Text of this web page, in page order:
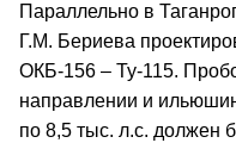
Параллельно в
Г.М. Бериева
ОКБ‑156 – Ту‑115.
направлении и
по 8,5 тыс. л.с. должен